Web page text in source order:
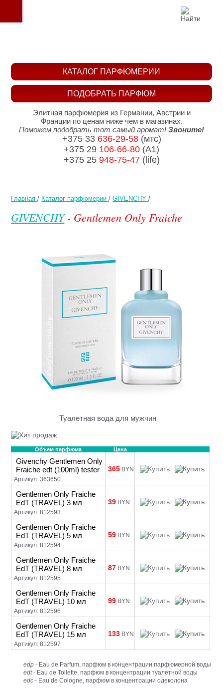
Главная / Каталог парфюмерии /GIVENCHY /
GIVENCHY- Gentlemen Only Fraiche
Туалетная вода для мужчин
Объем парфюма Цена
Givenchy Gentlemen Only
Fraiche edt (100ml) tester
Артикул: 363650
365 BYN
Gentlemen Only Fraiche
EdT (TRAVEL) 3 мл
Артикул: 812593
39 BYN
Gentlemen Only Fraiche
EdT (TRAVEL) 5 мл
Артикул: 812594
59 BYN
Gentlemen Only Fraiche
EdT (TRAVEL) 8 мл
Артикул: 812595
87 BYN
Gentlemen Only Fraiche
EdT (TRAVEL) 10 мл
Артикул: 812596
99 BYN
Gentlemen Only Fraiche
EdT (TRAVEL) 15 мл
Артикул: 812597
133 BYN
edp - Eau de Parfum, парфюм в концентрации парфюмерной воды
edt- Eau de Toilette, парфюм в концентрации туалетной воды
edc - Eau de Cologne, парфюм в концентрации одеколона
ПОДОБРАТЬ ПАРФЮМ
КАТАЛОГ ПАРФЮМЕРИИ
Элитная парфюмерия из Германии, Австрии и
Франции по ценам ниже чем в магазинах.
Поможем подобрать тот самый аромат! Звоните!
+375 33 636-29-58(мтс)
+375 29 106-66-80 (A1)
+375 25 948-75-47(life)